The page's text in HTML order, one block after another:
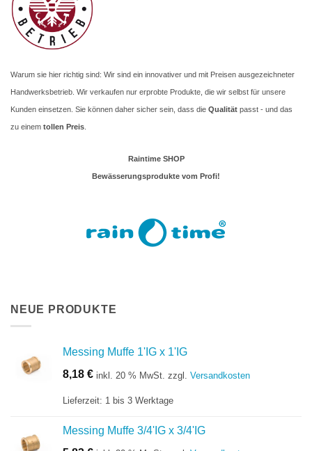
Warum sie hier richtig sind: Wir sind ein innovativer und mit Preisen ausgezeichneter
Handwerksbetrieb. Wir verkaufen nur erprobte Produkte, die wir selbst für unsere
Kunden einsetzen. Sie können daher sicher sein, dass die Qualität passt - und das
zu einem tollen Preis
Raintime SHOP
Bewässerungsprodukte vom Profi!
NEUE PRODUKTE
Messing Muffe 1'IG x 1'IG
8,18 € inkl. 20 % MwSt. zzgl. Versandkosten
Lieferzeit: 1 bis 3 Werktage
Messing Muffe 3/4'IG x 3/4'IG